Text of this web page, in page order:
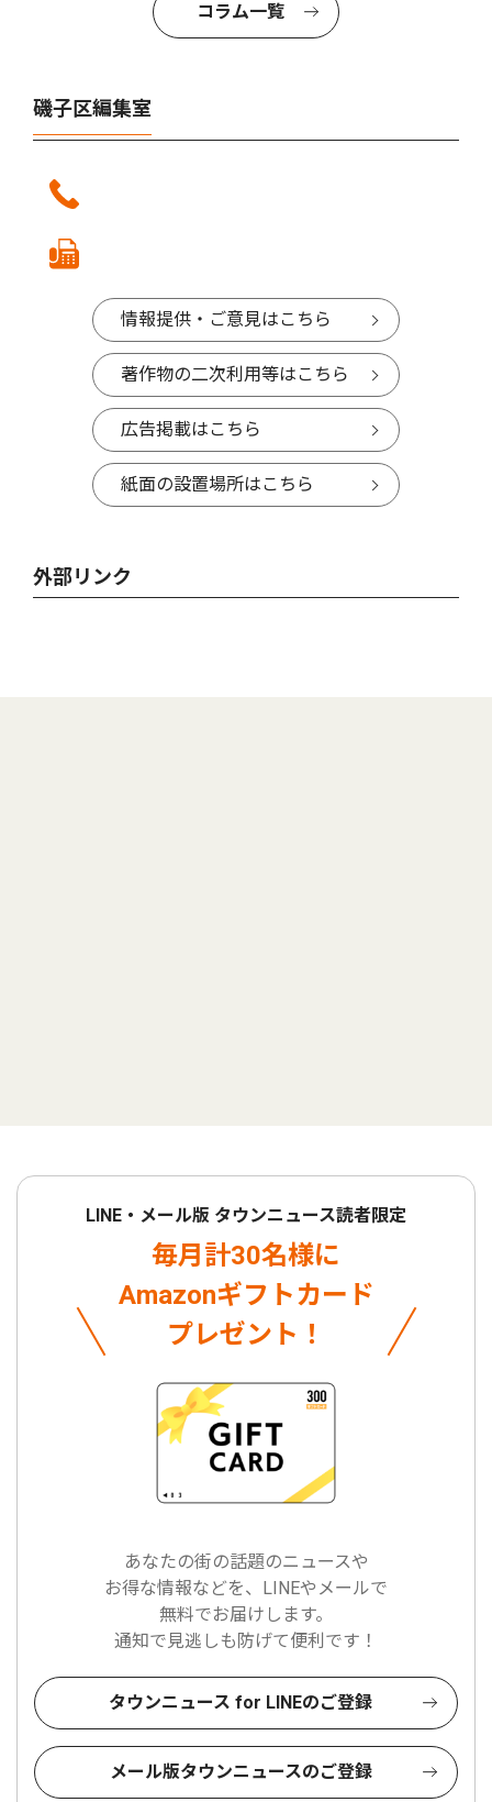
コラム一覧
磯子区編集室
情報提供・ご意見はこちら
著作物の二次利用等はこちら
広告掲載はこちら
紙面の設置場所はこちら
外部リンク
LINE・メール版 タウンニュース読者限定
毎月計30名様に
Amazonギフトカード
プレゼント！
あなたの街の話題のニュースや
お得な情報などを、LINEやメールで
無料でお届けします。
通知で見逃しも防げて便利です！
タウンニュース for LINEのご登録
メール版タウンニュースのご登録